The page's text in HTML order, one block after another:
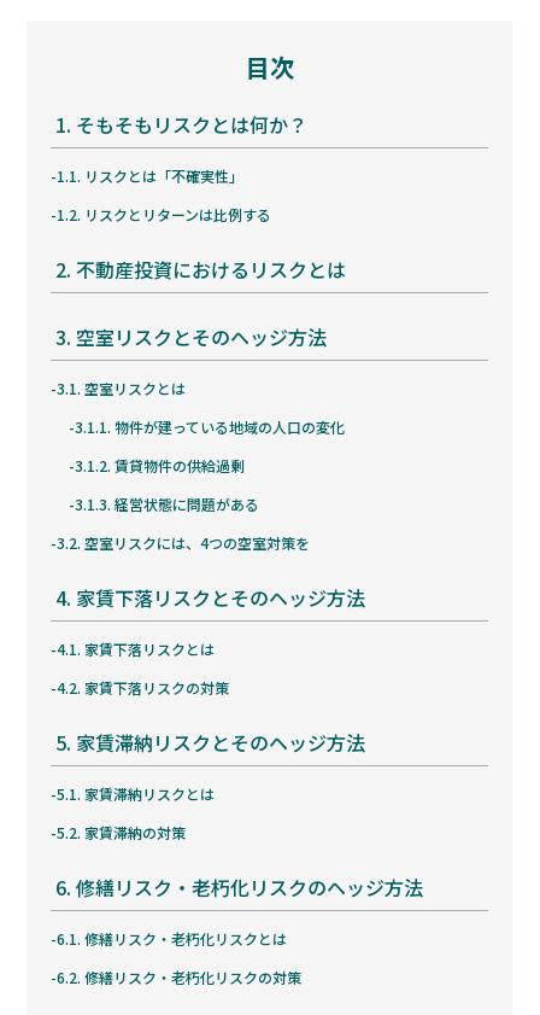
目次
1. そもそもリスクとは何か？
1.1. リスクとは「不確実性」
1.2. リスクとリターンは比例する
2. 不動産投資におけるリスクとは
3. 空室リスクとそのヘッジ方法
3.1. 空室リスクとは
3.1.1. 物件が建っている地域の人口の変化
3.1.2. 賃貸物件の供給過剰
3.1.3. 経営状態に問題がある
3.2. 空室リスクには、4つの空室対策を
4. 家賃下落リスクとそのヘッジ方法
4.1. 家賃下落リスクとは
4.2. 家賃下落リスクの対策
5. 家賃滞納リスクとそのヘッジ方法
5.1. 家賃滞納リスクとは
5.2. 家賃滞納の対策
6. 修繕リスク・老朽化リスクのヘッジ方法
6.1. 修繕リスク・老朽化リスクとは
6.2. 修繕リスク・老朽化リスクの対策